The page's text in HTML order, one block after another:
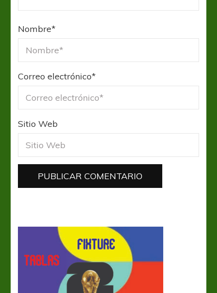
Nombre*
Correo electrónico*
Sitio Web